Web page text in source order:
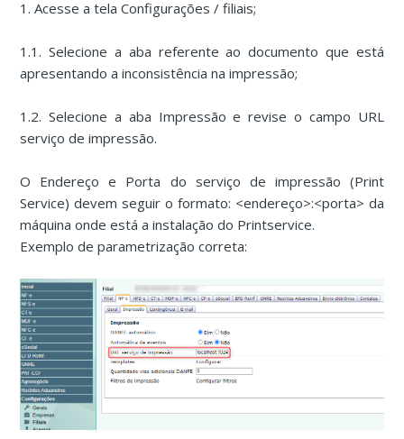
1. Acesse a tela Configurações / filiais;
1.1. Selecione a aba referente ao documento que está
apresentando a inconsistência na impressão;
1.2. Selecione a aba Impressão e revise o campo URL
serviço de impressão.
O Endereço e Porta do serviço de impressão (Print
Service) devem seguir o formato: <endereço>:<porta> da
máquina onde está a instalação do Printservice.
Exemplo de parametrização correta: